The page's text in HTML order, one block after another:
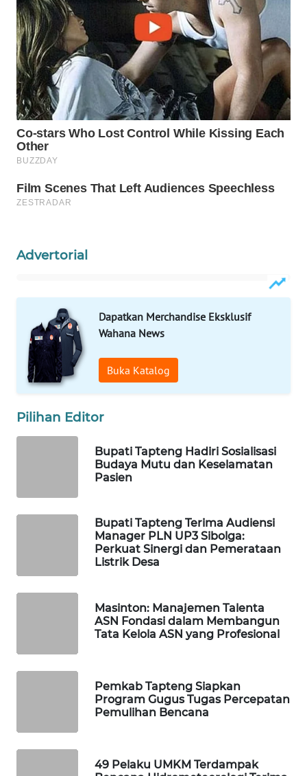
Advertorial
Dapatkan Merchandise Eksklusif
Wahana News
Buka Katalog
Pilihan Editor
Bupati Tapteng Hadiri Sosialisasi
Budaya Mutu dan Keselamatan
Pasien
Bupati Tapteng Terima Audiensi
Manager PLN UP3 Sibolga:
Perkuat Sinergi dan Pemerataan
Listrik Desa
Masinton: Manajemen Talenta
ASN Fondasi dalam Membangun
Tata Kelola ASN yang Profesional
Pemkab Tapteng Siapkan
Program Gugus Tugas Percepatan
Pemulihan Bencana
49 Pelaku UMKM Terdampak
TANI
WAHANA
ADVOKAT
WAHANA
INFRASTRUKTUR
WAHANA
KONSUMEN
WAHANA
WAHANA
TRAVEL
WAHANA
WAHANANEWS
ID
CO ID
WAHANA
SPORT
WAHANA
PERSONA